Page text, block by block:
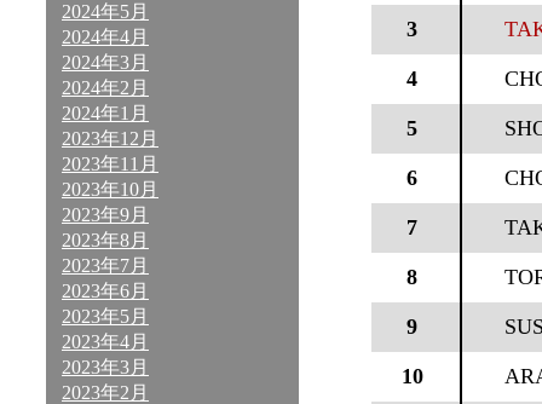
2024年5月
2024年4月
2024年3月
2024年2月
2024年1月
2023年12月
2023年11月
2023年10月
2023年9月
2023年8月
2023年7月
2023年6月
2023年5月
2023年4月
2023年3月
2023年2月
3
4
5
6
7
8
9
10